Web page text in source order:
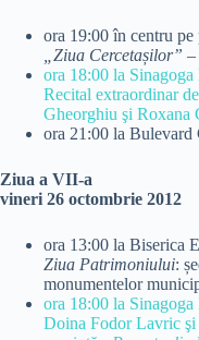
ora 19:00 în centru pe
„Ziua Cercetașilor” –
ora 18:00 la Sinagoga
Recital extraordinar
Gheorghiu şi Roxana
ora 21:00 la
Ziua a VII-a
vineri 26 octombrie 2012
ora 13:00 la Biserica
Ziua Patrimoniului:
monumentelor
ora 18:00 la Sinagoga
Doina Fodor Lavric şi